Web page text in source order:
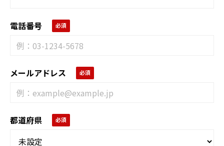
電話番号
メールアドレス
都道府県